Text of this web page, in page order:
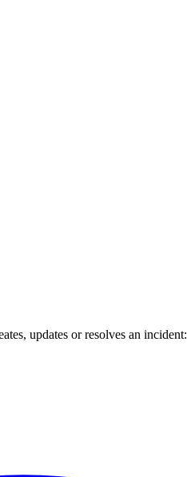
updates or resolves an incident: